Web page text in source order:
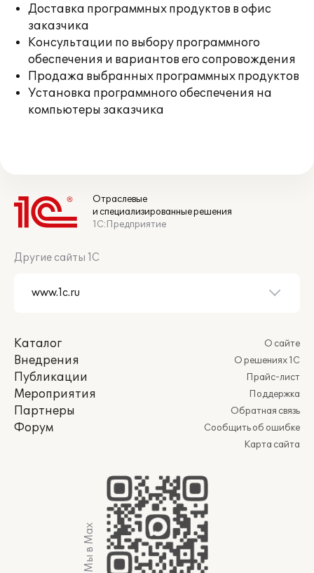
Доставка программных продуктов в офис
заказчика
Консультации по выбору программного
обеспечения и вариантов его сопровождения
Продажа выбранных программных продуктов
Установка программного обеспечения на
компьютеры заказчика
Отраслевые
и специализированные решения
1С:Предприятие
Другие сайты 1С
Каталог
Внедрения
Публикации
Мероприятия
Партнеры
Форум
О сайте
О решениях 1С
Прайс-лист
Поддержка
Обратная связь
Сообщить об ошибке
Карта сайта
Мы в Max